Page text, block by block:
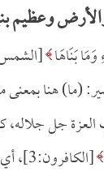
وعظيم
بَنَاهَا
(ما) هنا بمعنى
جل جلاله،
[الكافرون:3]، أي: من أعبد جل جلاله؟